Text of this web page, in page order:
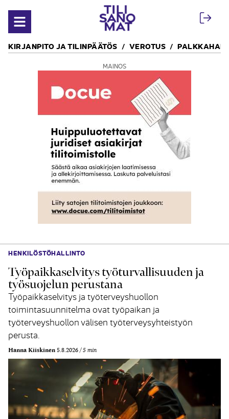
Avaa valikko
KIRJANPITO JA TILINPÄÄTÖS VEROTUS
MAINOS
HENKILÖSTÖHALLINTO
Työpaikkaselvitys työturvallisuuden ja
työsuojelun perustana
Työpaikkaselvitys ja työterveyshuollon
toimintasuunnitelma ovat työpaikan ja
työterveyshuollon välisen työterveysyhteistyön
perusta.
Hanna Kiiskinen 5.8.2026 5 min